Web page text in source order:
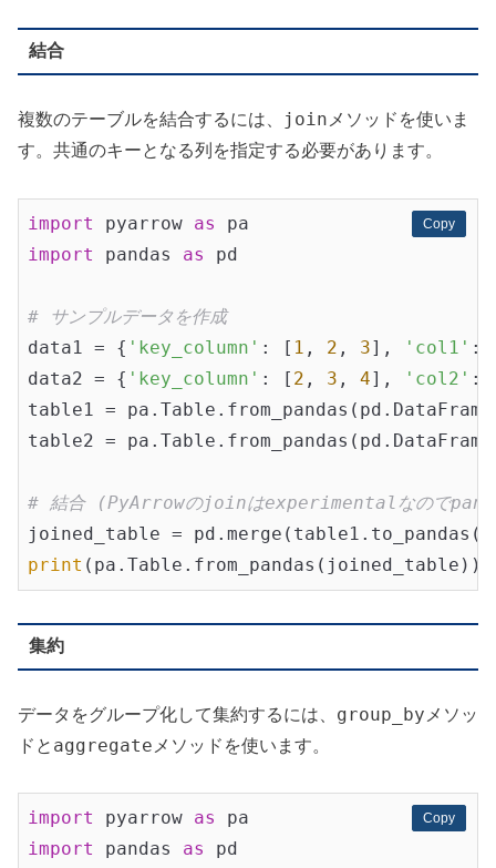
結合
複数のテーブルを結合するには、 join メソッドを使いま
す。共通のキーとなる列を指定する必要があります。
Copy
Copy
import pyarrow as
import
pandas as pd
# サンプルデータを作成
data1 = { 'key_column' : [ 1 , 2 , 3], 'col1' :
data2 = { 'key_column' : [ 2 , 3 , 4], 'col2' :
table1 =
table2 =
# 結合 (PyArrowのjoinはexperimentalなので
joined_table =
print
集約
データをグループ化して集約するには、 group_by メソッ
ドと aggregate メソッドを使います。
Copy
Copy
import pyarrow as
import
pandas as